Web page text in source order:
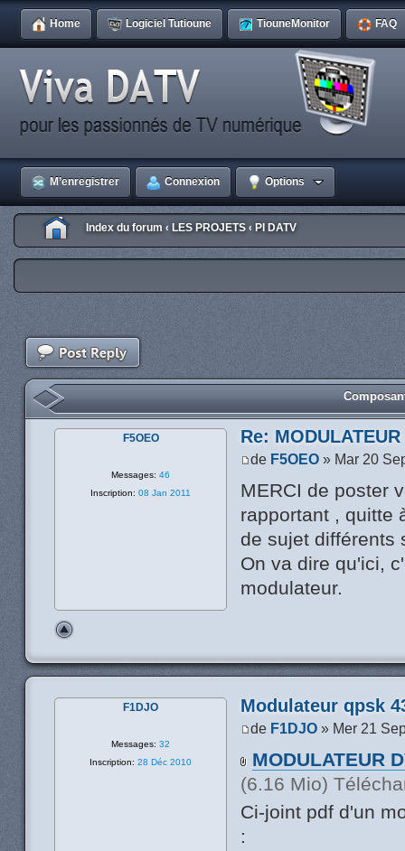
Home Logiciel Tutioune TiouneMonitor FAQ
M’enregistrer Connexion Options
Index du forum ‹ LES PROJETS ‹ PI DATV
Re:
de F5OEO » Mar 20
MERCI de poster
rapportant , quitte
de sujet différents
On va dire qu'ici,
modulateur.
F5OEO
Messages: 46
Inscription: 08 Jan 2011
Modulateur qpsk
de F1DJO » Mer 21
MODULATEUR
(6.16 Mio)
Ci-joint pdf d'un
:
F1DJO
Messages: 32
Inscription: 28 Déc 2010